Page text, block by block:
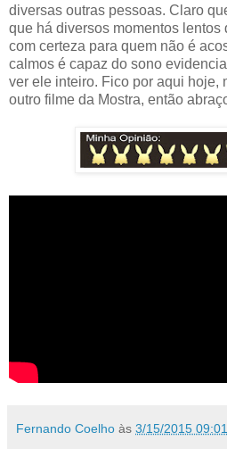
diversas outras pessoas. Claro
que há diversos momentos lentos
com certeza para quem não é
calmos é capaz do sono
ver ele inteiro. Fico por aqui hoje,
outro filme da Mostra, então
Fernando Coelho às 3/15/2015